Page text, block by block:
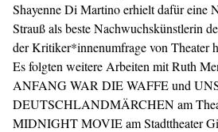
Shayenne Di Martino erhielt dafür eine
Strauß als beste Nachwuchskünstlerin
der Kritiker*innenumfrage von Theater
Es folgten weitere Arbeiten mit Ruth
ANFANG WAR DIE WAFFE und
DEUTSCHLANDMÄRCHEN am
MIDNIGHT MOVIE am Stadttheater